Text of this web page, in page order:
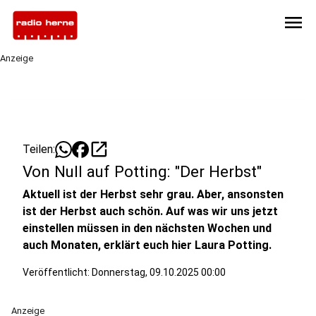
menu
Anzeige
Teilen: open_in_new
Von Null auf Potting: "Der Herbst"
Aktuell ist der Herbst sehr grau. Aber, ansonsten
ist der Herbst auch schön. Auf was wir uns jetzt
einstellen müssen in den nächsten Wochen und
auch Monaten, erklärt euch hier Laura Potting.
Veröffentlicht: Donnerstag, 09.10.2025 00:00
Anzeige